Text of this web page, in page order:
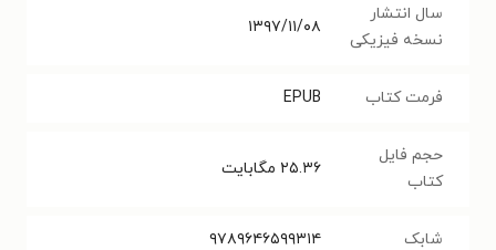
سال انتشار
نسخه فیزیکی
۱۳۹۷/۱۱/۰۸
فرمت کتاب EPUB
حجم فایل
کتاب
۲۵.۳۶ مگابایت
شابک ۹۷۸۹۶۴۶۵۹۹۳۱۴